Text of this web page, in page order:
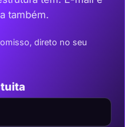
também.
direto no seu